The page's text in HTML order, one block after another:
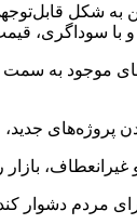
شکل
با سوداگری،
موجود به
بازار
مردم دشوار